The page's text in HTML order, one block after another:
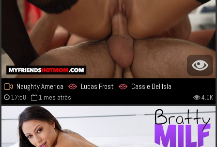
Naughty America Lucas Frost Cassie Del Isla
17:58 1 mes atrás 4.0K